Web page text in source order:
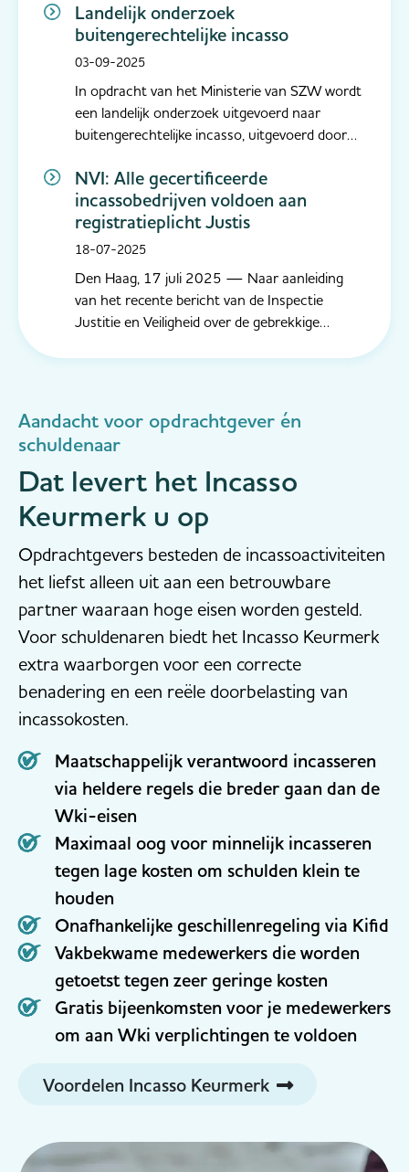
professionele praktijken die aan bod kwamen in
de uitzending van Radar. Dergelijke werkwijzen
zijn onacceptabel en staan haaks op de
Landelijk onderzoek
buitengerechtelijke incasso
03-09-2025
In opdracht van het Ministerie van SZW wordt
een landelijk onderzoek uitgevoerd naar
buitengerechtelijke incasso, uitgevoerd door
dit onderzoek actief, omdat we het van groot
belang vinden dat onze leden bijdragen aan een
volledig en representatief beel...
NVI: Alle gecertificeerde
incassobedrijven voldoen aan
registratieplicht Justis
18-07-2025
Den Haag, 17 juli 2025 — Naar aanleiding
van het recente bericht van de Inspectie
Justitie en Veiligheid over de gebrekkige
dat haar leden wèl volledig voldoen aan de reg...
Aandacht voor opdrachtgever én
schuldenaar
Dat levert het Incasso
Keurmerk u op
Opdrachtgevers besteden de incassoactiviteiten
het liefst alleen uit aan een betrouwbare
partner waaraan hoge eisen worden gesteld.
Voor schuldenaren biedt het Incasso Keurmerk
extra waarborgen voor een correcte
benadering en een reële doorbelasting van
incassokosten.
Maatschappelijk verantwoord incasseren
via heldere regels die breder gaan dan de
Wki-eisen
Maximaal oog voor minnelijk incasseren
tegen lage kosten om schulden klein te
houden
Onafhankelijke geschillenregeling via Kifid
Vakbekwame medewerkers die worden
getoetst tegen zeer geringe kosten
Gratis bijeenkomsten voor je medewerkers
om aan Wki verplichtingen te voldoen
Voordelen Incasso Keurmerk